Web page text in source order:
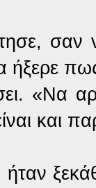
σαν
και
ήταν